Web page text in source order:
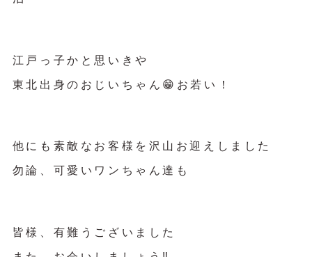
江戸っ子かと思いきや
東北出身のおじいちゃん😁お若い！
他にも素敵なお客様を沢山お迎えしました
勿論、可愛いワンちゃん達も
皆様、有難うございました